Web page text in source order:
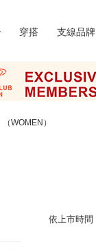
穿搭 支線品牌
（WOMEN）
依上市時間